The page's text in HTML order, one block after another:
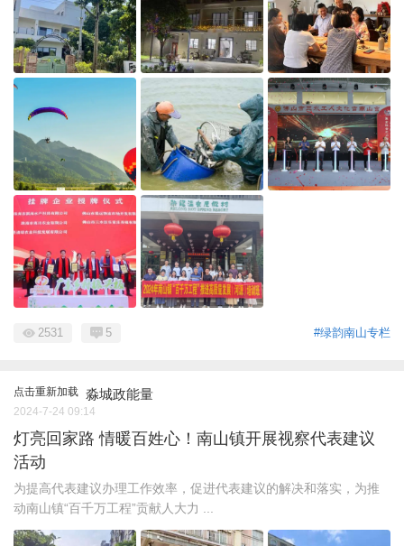
#绿韵南山专栏
2531 5
点击重新加载 淼城政能量
2024-7-24 09:14
灯亮回家路 情暖百姓心！南山镇开展视察代表建议
活动
为提高代表建议办理工作效率，促进代表建议的解决和落实，为推
动南山镇“百千万工程”贡献人大力 ...